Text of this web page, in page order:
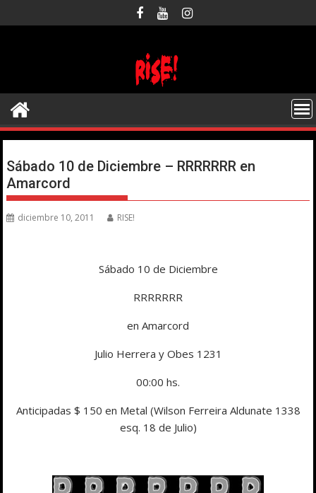
al
Sábado 10 de Diciembre – RRRRRRR en
Amarcord
diciembre 10, 2011 RISE!
Sábado 10 de Diciembre
RRRRRRR
en Amarcord
Julio Herrera y Obes 1231
00:00 hs.
Anticipadas $ 150 en Metal (Wilson Ferreira Aldunate 1338
esq. 18 de Julio)